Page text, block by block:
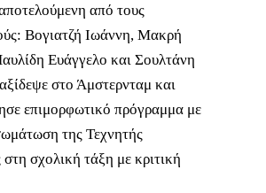
από τους
Βογιατζή Ιωάννη, Μακρή
Ευάγγελο και Σουλτάνη
στο Άμστερνταμ και
επιμορφωτικό πρόγραμμα με
της Τεχνητής
σχολική τάξη με κριτική